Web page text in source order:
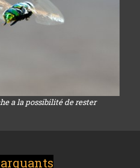
a la possibilité de rester